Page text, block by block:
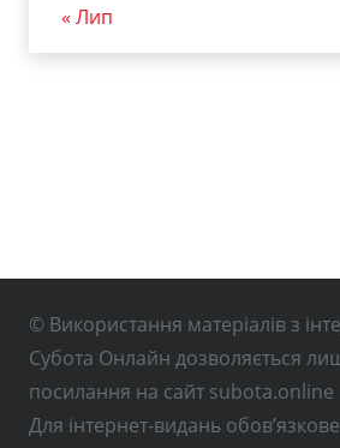
« Лип
© Використання матеріалів з
Субота Онлайн дозволяється
посилання на сайт subota.online
Для інтернет-видань